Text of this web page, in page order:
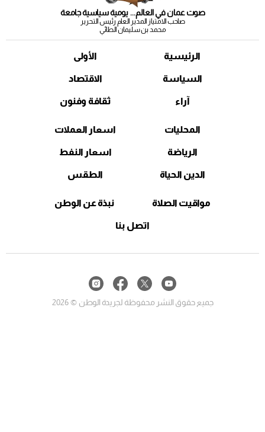
صوت عمان في العالم... يومية سياسية جامعة
صاحب الامتياز المدير العام رئيس التحرير
محمد بن سليمان الطائي
الرئيسية
السياسة
آراء
الأولى
الاقتصاد
ثقافة وفنون
المحليات
الرياضة
الدين الحياة
اسعار العملات
اسعار النفط
الطقس
مواقيت الصلاة نبذة عن الوطن
اتصل بنا
جميع حقوق النشر محفوظة لجريدة الوطن © 2026